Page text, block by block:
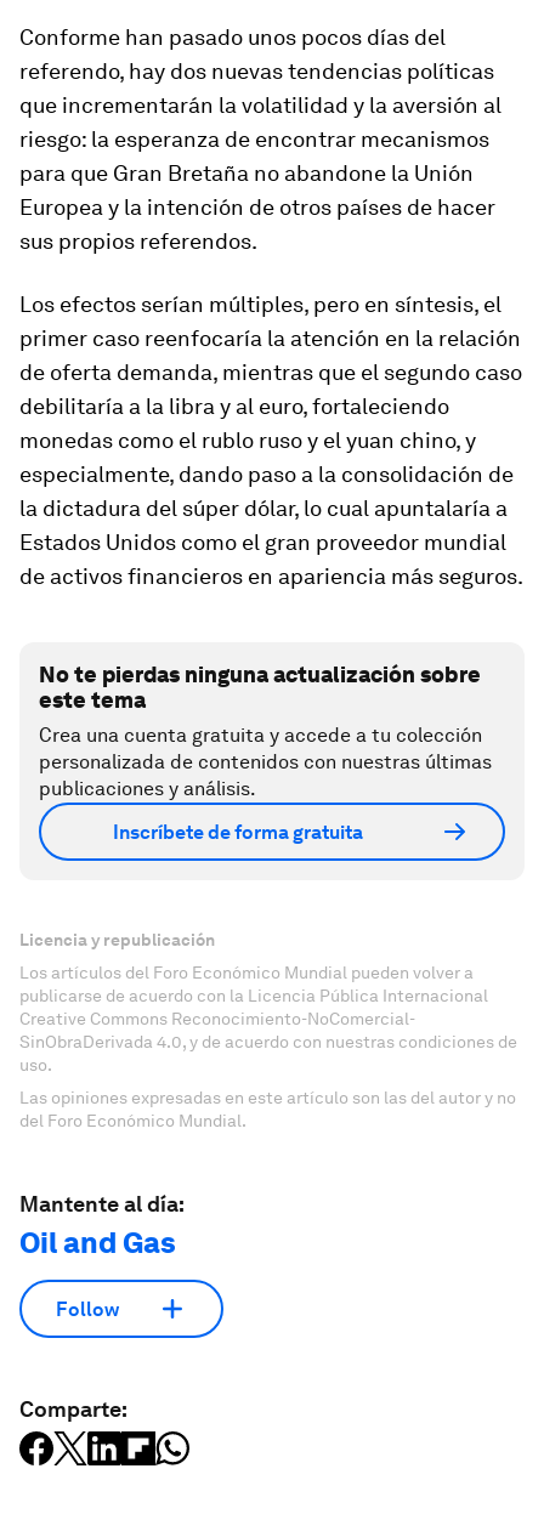
Conforme han pasado unos pocos días del
referendo, hay dos nuevas tendencias políticas
que incrementarán la volatilidad y la aversión al
riesgo: la esperanza de encontrar mecanismos
para que Gran Bretaña no abandone la Unión
Europea y la intención de otros países de hacer
sus propios referendos.
Los efectos serían múltiples, pero en síntesis, el
primer caso reenfocaría la atención en la relación
de oferta demanda, mientras que el segundo caso
debilitaría a la libra y al euro, fortaleciendo
monedas como el rublo ruso y el yuan chino, y
especialmente, dando paso a la consolidación de
la dictadura del súper dólar, lo cual apuntalaría a
Estados Unidos como el gran proveedor mundial
de activos financieros en apariencia más seguros.
No te pierdas ninguna actualización sobre
este tema
Crea una cuenta gratuita y accede a tu colección
personalizada de contenidos con nuestras últimas
publicaciones y análisis.
Inscríbete de forma gratuita
Licencia y republicación
Los artículos del Foro Económico Mundial pueden volver a
publicarse de acuerdo con la Licencia Pública Internacional
Creative Commons Reconocimiento-NoComercial-
SinObraDerivada 4.0, y de acuerdo con nuestras condiciones de
uso.
Las opiniones expresadas en este artículo son las del autor y no
del Foro Económico Mundial.
Mantente al día:
Oil and Gas
Follow
Comparte: